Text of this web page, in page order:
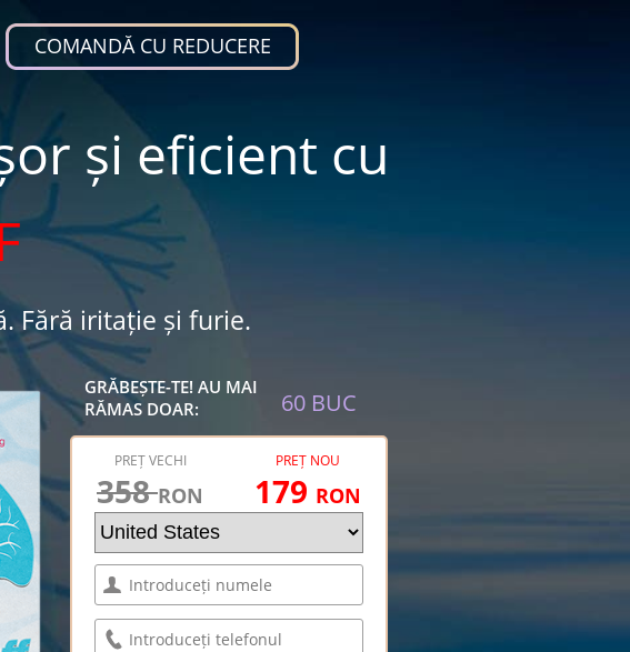
COMANDĂ CU REDUCERE
și eficient cu
Fără iritație și furie.
GRĂBEȘTE-TE! AU MAI
RĂMAS DOAR:
60 BUC
PREȚ VECHI
358RON
PREȚ NOU
179 RON